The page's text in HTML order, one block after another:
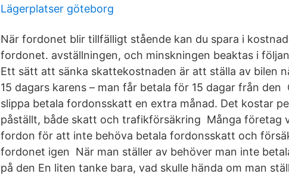
Lägerplatser göteborg
När fordonet blir tillfälligt stående kan du spara i
fordonet. avställningen, och minskningen beaktas i
Ett sätt att sänka skattekostnaden är att ställa av bilen
15 dagars karens – man får betala för 15 dagar från
slippa betala fordonsskatt en extra månad. Det kostar
påställt, både skatt och trafikförsäkring Många företag
fordon för att inte behöva betala fordonsskatt och
fordonet igen När man ställer av behöver man inte
på den En liten tanke bara, vad skulle hända om man